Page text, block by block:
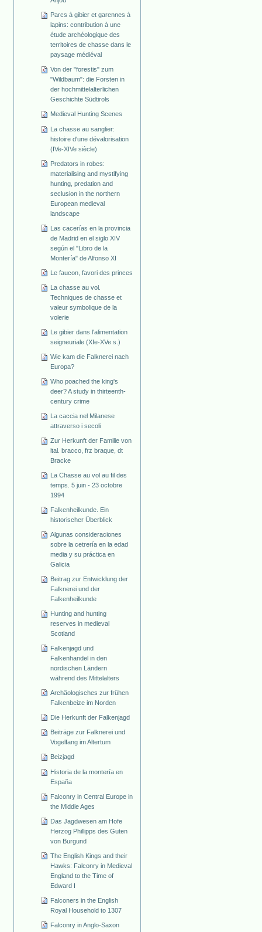
Parcs à gibier et garennes à
lapins: contribution à une
étude archéologique des
territoires de chasse dans le
paysage médiéval
Von der "forestis" zum
"Wildbaum": die Forsten in
der hochmittelalterlichen
Geschichte Südtirols
Medieval Hunting Scenes
La chasse au sanglier:
histoire d'une dévalorisation
(IVe-XIVe siècle)
Predators in robes:
materialising and mystifying
hunting, predation and
seclusion in the northern
European medieval
landscape
Las cacerías en la provincia
de Madrid en el siglo XIV
según el "Libro de la
Montería" de Alfonso XI
Le faucon, favori des princes
La chasse au vol.
Techniques de chasse et
valeur symbolique de la
volerie
Le gibier dans l'alimentation
seigneuriale (XIe-XVe s.)
Wie kam die Falknerei nach
Europa?
Who poached the king's
deer? A study in thirteenth-
century crime
La caccia nel Milanese
attraverso i secoli
Zur Herkunft der Familie von
ital. bracco, frz braque, dt
Bracke
La Chasse au vol au fil des
temps. 5 juin - 23 octobre
1994
Falkenheilkunde. Ein
historischer Überblick
Algunas consideraciones
sobre la cetrería en la edad
media y su práctica en
Galicia
Beitrag zur Entwicklung der
Falknerei und der
Falkenheilkunde
Hunting and hunting
reserves in medieval
Scotland
Falkenjagd und
Falkenhandel in den
nordischen Ländern
während des Mittelalters
Archäologisches zur frühen
Falkenbeize im Norden
Die Herkunft der Falkenjagd
Beiträge zur Falknerei und
Vogelfang im Altertum
Beizjagd
Historia de la montería en
España
Falconry in Central Europe in
the Middle Ages
Das Jagdwesen am Hofe
Herzog Phillipps des Guten
von Burgund
The English Kings and their
Hawks: Falconry in Medieval
England to the Time of
Edward I
Falconers in the English
Royal Household to 1307
Falconry in Anglo-Saxon